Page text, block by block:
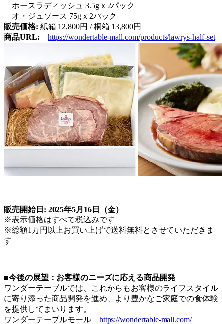
ホースラディッシュ 3.5gｘ2パック
オ・ジュソース 75gｘ2パック
販売価格: 紙箱 12,800円 / 桐箱 13,800円
商品URL: https://wondertable-mall.com/products/lawrys-half-set
販売開始日: 2025年5月16日（金）
※表示価格はすべて税込みです
※総額1万円以上お買い上げで送料無料とさせていただきま
す
■今後の展望：お客様のニーズに応える商品開発
ワンダーテーブルでは、これからもお客様のライフスタイル
に寄り添った商品開発を進め、より豊かなご家庭での食体験
を提供してまいります。
ワンダーテーブルモール https://wondertable-mall.com/